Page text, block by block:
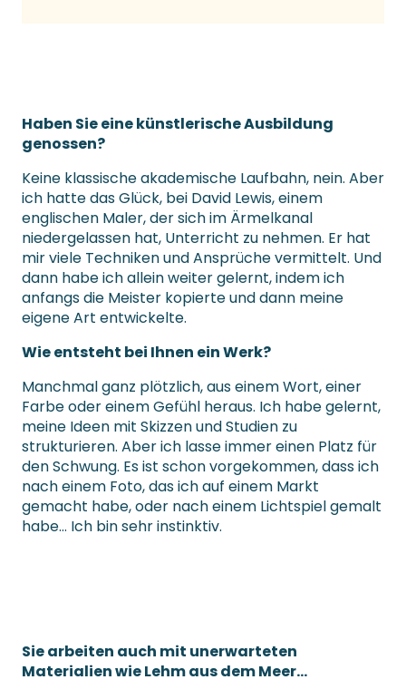
Haben Sie eine künstlerische Ausbildung
genossen?
Keine klassische akademische Laufbahn, nein. Aber
ich hatte das Glück, bei David Lewis, einem
englischen Maler, der sich im Ärmelkanal
niedergelassen hat, Unterricht zu nehmen. Er hat
mir viele Techniken und Ansprüche vermittelt. Und
dann habe ich allein weiter gelernt, indem ich
anfangs die Meister kopierte und dann meine
eigene Art entwickelte.
Wie entsteht bei Ihnen ein Werk?
Manchmal ganz plötzlich, aus einem Wort, einer
Farbe oder einem Gefühl heraus. Ich habe gelernt,
meine Ideen mit Skizzen und Studien zu
strukturieren. Aber ich lasse immer einen Platz für
den Schwung. Es ist schon vorgekommen, dass ich
nach einem Foto, das ich auf einem Markt
gemacht habe, oder nach einem Lichtspiel gemalt
habe… Ich bin sehr instinktiv.
Sie arbeiten auch mit unerwarteten
Materialien wie Lehm aus dem Meer…